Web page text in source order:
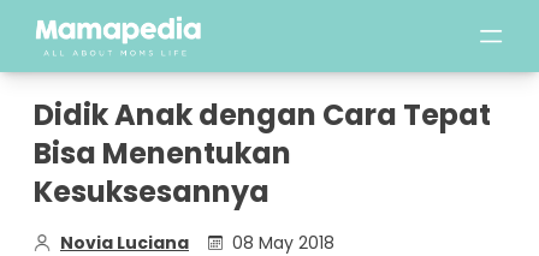
Didik Anak dengan Cara Tepat
Bisa Menentukan
Kesuksesannya
Novia Luciana 08 May 2018